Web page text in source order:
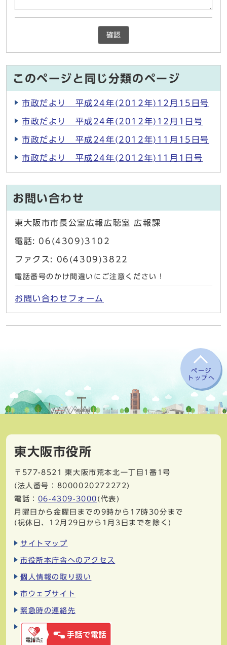
確認
このページと同じ分類のページ
市政だより 平成24年(2012年)12月15日号
市政だより 平成24年(2012年)12月1日号
市政だより 平成24年(2012年)11月15日号
市政だより 平成24年(2012年)11月1日号
お問い合わせ
東大阪市市長公室広報広聴室 広報課
電話: 06(4309)3102
ファクス: 06(4309)3822
電話番号のかけ間違いにご注意ください！
お問い合わせフォーム
ページ
トップへ
東大阪市役所
〒577-8521
東大阪市荒本北一丁目1番1号
(法人番号：8000020272272)
電話： 06-4309-3000 (代表)
月曜日から金曜日までの9時から17時30分まで
(祝休日、12月29日から1月3日までを除く)
サイトマップ
市役所本庁舎へのアクセス
個人情報の取り扱い
市ウェブサイト
緊急時の連絡先